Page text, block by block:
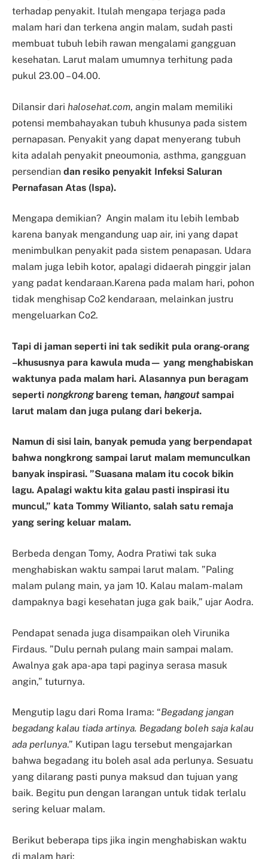
terhadap penyakit. Itulah mengapa terjaga pada
malam hari dan terkena angin malam, sudah pasti
membuat tubuh lebih rawan mengalami gangguan
kesehatan. Larut malam umumnya terhitung pada
pukul 23.00 – 04.00.
Dilansir dari halosehat.com, angin malam memiliki
potensi membahayakan tubuh khusunya pada sistem
pernapasan. Penyakit yang dapat menyerang tubuh
kita adalah penyakit pneoumonia, asthma, gangguan
persendian dan resiko penyakit Infeksi Saluran
Pernafasan Atas (Ispa).
Mengapa demikian? Angin malam itu lebih lembab
karena banyak mengandung uap air, ini yang dapat
menimbulkan penyakit pada sistem penapasan. Udara
malam juga lebih kotor, apalagi didaerah pinggir jalan
yang padat kendaraan.Karena pada malam hari, pohon
tidak menghisap Co2 kendaraan, melainkan justru
mengeluarkan Co2.
Tapi di jaman seperti ini tak sedikit pula orang-orang
–khususnya para kawula muda— yang menghabiskan
waktunya pada malam hari. Alasannya pun beragam
seperti nongkrongbareng teman, hangoutsampai
larut malam dan juga pulang dari bekerja.
Namun di sisi lain, banyak pemuda yang berpendapat
bahwa nongkrong sampai larut malam memunculkan
banyak inspirasi. ”Suasana malam itu cocok bikin
lagu. Apalagi waktu kita galau pasti inspirasi itu
muncul,” kata Tommy Wilianto, salah satu remaja
yang sering keluar malam.
Berbeda dengan Tomy, Aodra Pratiwi tak suka
menghabiskan waktu sampai larut malam. ”Paling
malam pulang main, ya jam 10. Kalau malam-malam
dampaknya bagi kesehatan juga gak baik,” ujar Aodra.
Pendapat senada juga disampaikan oleh Virunika
Firdaus. ”Dulu pernah pulang main sampai malam.
Awalnya gak apa-apa tapi paginya serasa masuk
angin,” tuturnya.
Mengutip lagu dari Roma Irama: “Begadang jangan
begadang kalau tiada artinya. Begadang boleh saja kalau
ada perlunya.” Kutipan lagu tersebut mengajarkan
bahwa begadang itu boleh asal ada perlunya. Sesuatu
yang dilarang pasti punya maksud dan tujuan yang
baik. Begitu pun dengan larangan untuk tidak terlalu
sering keluar malam.
Berikut beberapa tips jika ingin menghabiskan waktu
di malam hari: